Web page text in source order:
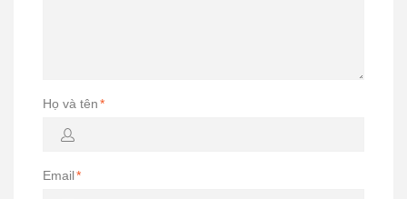
Họ và tên*
Email*